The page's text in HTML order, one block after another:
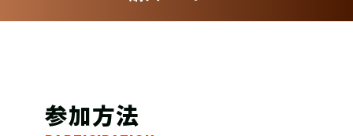
参加方法